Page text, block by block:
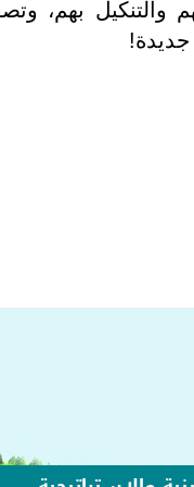
والتنكيل بهم،
جديدة!